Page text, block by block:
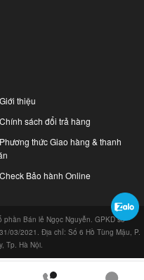
Giới thiệu
Chính sách đổi trả hàng
Phương thức Giao hàng & thanh
Check Bảo hành Online
Bán lẻ Ngọc Nguyễn. GPKD số
03/2021. Địa chỉ: Số 6 Hồ Tùng Mậu, P.
Tp. Hà Nội.